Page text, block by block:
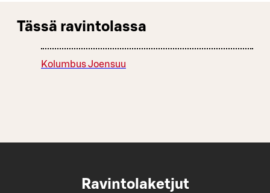
Tässä ravintolassa
Kolumbus Joensuu
Ravintolaketjut